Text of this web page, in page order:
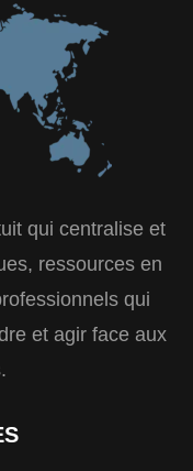
qui centralise et
ressources en
qui
et agir face aux